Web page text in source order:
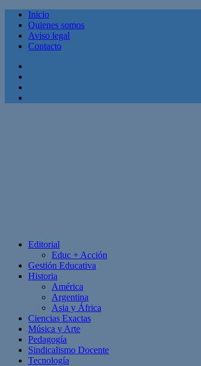
Inicio
Quienes somos
Aviso legal
Contacto
Editorial
Educ + Acción
Gestión Educativa
Historia
América
Argentina
Asia y África
Ciencias Exactas
Música y Arte
Pedagogía
Sindicalismo Docente
Tecnología